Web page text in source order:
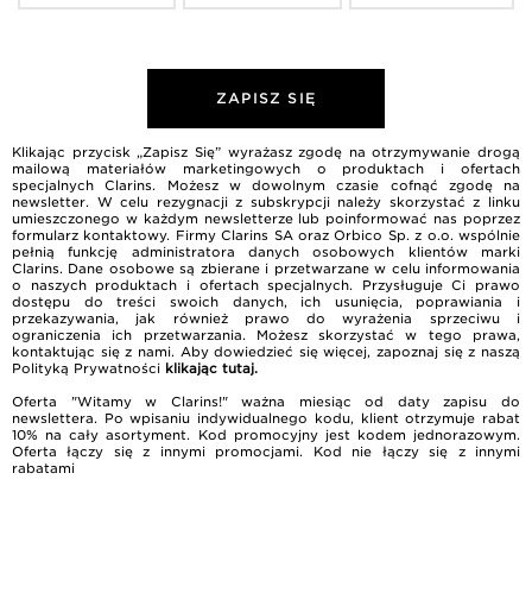
ZAPISZ SIĘ
Klikając przycisk „Zapisz Się” wyrażasz zgodę na otrzymywanie drogą
mailową materiałów marketingowych o produktach i ofertach
specjalnych Clarins. Możesz w dowolnym czasie cofnąć zgodę na
newsletter. W celu rezygnacji z subskrypcji należy skorzystać z linku
umieszczonego w każdym newsletterze lub poinformować nas poprzez
formularz kontaktowy. Firmy Clarins SA oraz Orbico Sp. z o.o. wspólnie
pełnią funkcję administratora danych osobowych klientów marki
Clarins. Dane osobowe są zbierane i przetwarzane w celu informowania
o naszych produktach i ofertach specjalnych. Przysługuje Ci prawo
dostępu do treści swoich danych, ich usunięcia, poprawiania i
przekazywania, jak również prawo do wyrażenia sprzeciwu i
ograniczenia ich przetwarzania. Możesz skorzystać w tego prawa,
kontaktując się z nami. Aby dowiedzieć się więcej, zapoznaj się z naszą
Polityką Prywatności klikając tutaj.
Oferta "Witamy w Clarins!" ważna miesiąc od daty zapisu do
newslettera. Po wpisaniu indywidualnego kodu, klient otrzymuje rabat
10% na cały asortyment. Kod promocyjny jest kodem jednorazowym.
Oferta łączy się z innymi promocjami. Kod nie łączy się z innymi
rabatami